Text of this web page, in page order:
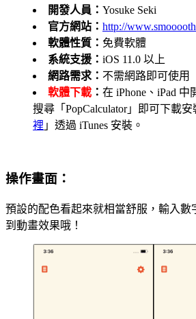
開發人員： Yosuke Seki
官方網站： http://
軟體性質： 免費軟體
系統支援： iOS 11.0 以上
網路需求： 不需網路即可使用
軟體下載 ： 在 iPhone、iPad 中
搜尋「PopCalculator」即可下載安
裡 」透過 iTunes 安裝。
操作畫面：
預設的配色看起來就相當舒服，輸入數
到動畫效果哦！